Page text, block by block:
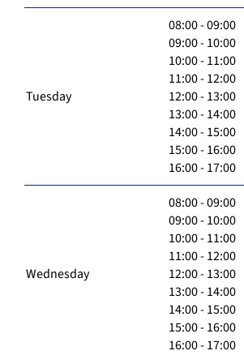
Tuesday
08:00 - 09:00
09:00 - 10:00
10:00 - 11:00
11:00 - 12:00
12:00 - 13:00
13:00 - 14:00
14:00 - 15:00
15:00 - 16:00
16:00 - 17:00
Wednesday
08:00 - 09:00
09:00 - 10:00
10:00 - 11:00
11:00 - 12:00
12:00 - 13:00
13:00 - 14:00
14:00 - 15:00
15:00 - 16:00
16:00 - 17:00